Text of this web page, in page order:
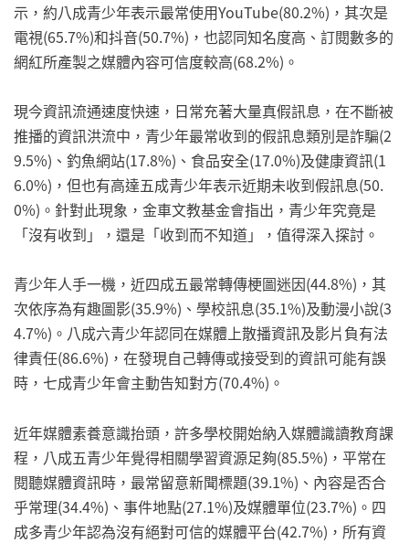
示，約八成青少年表示最常使用YouTube(80.2%)，其次是
電視(65.7%)和抖音(50.7%)，也認同知名度高、訂閱數多的
網紅所產製之媒體內容可信度較高(68.2%)。
現今資訊流通速度快速，日常充著大量真假訊息，在不斷被
推播的資訊洪流中，青少年最常收到的假訊息類別是詐騙(2
9.5%)、釣魚網站(17.8%)、食品安全(17.0%)及健康資訊(1
6.0%)，但也有高達五成青少年表示近期未收到假訊息(50.
0%)。針對此現象，金車文教基金會指出，青少年究竟是
「沒有收到」，還是「收到而不知道」，值得深入探討。
青少年人手一機，近四成五最常轉傳梗圖迷因(44.8%)，其
次依序為有趣圖影(35.9%)、學校訊息(35.1%)及動漫小說(3
4.7%)。八成六青少年認同在媒體上散播資訊及影片負有法
律責任(86.6%)，在發現自己轉傳或接受到的資訊可能有誤
時，七成青少年會主動告知對方(70.4%)。
近年媒體素養意識抬頭，許多學校開始納入媒體識讀教育課
程，八成五青少年覺得相關學習資源足夠(85.5%)，平常在
閱聽媒體資訊時，最常留意新聞標題(39.1%)、內容是否合
乎常理(34.4%)、事件地點(27.1%)及媒體單位(23.7%)。四
成多青少年認為沒有絕對可信的媒體平台(42.7%)，所有資